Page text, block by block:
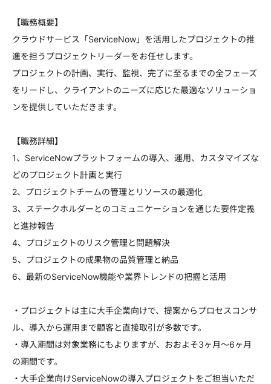
【職務概要】
クラウドサービス「ServiceNow」を活用したプロジェクトの推
進を担うプロジェクトリーダーをお任せします。
プロジェクトの計画、実行、監視、完了に至るまでの全フェーズ
をリードし、クライアントのニーズに応じた最適なソリューショ
ンを提供していただきます。
【職務詳細】
1、ServiceNowプラットフォームの導入、運用、カスタマイズな
どのプロジェクト計画と実行
2、プロジェクトチームの管理とリソースの最適化
3、ステークホルダーとのコミュニケーションを通じた要件定義
と進捗報告
4、プロジェクトのリスク管理と問題解決
5、プロジェクトの成果物の品質管理と納品
6、最新のServiceNow機能や業界トレンドの把握と活用
・プロジェクトは主に大手企業向けで、提案からプロセスコンサ
ル、導入から運用まで顧客と直接取引が多数です。
・導入期間は対象業務にもよりますが、おおよそ3ヶ月～6ヶ月
の期間です。
・大手企業向けServiceNowの導入プロジェクトをご担当いただ